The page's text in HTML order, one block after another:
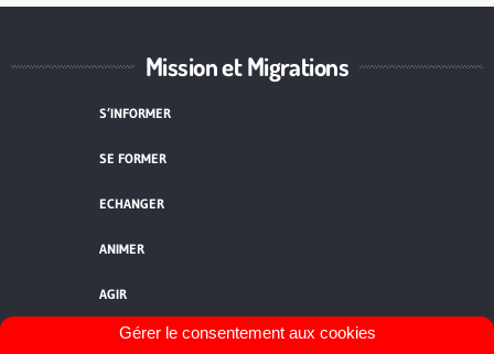
Gérer le consentement aux cookies
Mission et Migrations
S’INFORMER
SE FORMER
ECHANGER
ANIMER
AGIR
QUI SOMMES-NOUS ?